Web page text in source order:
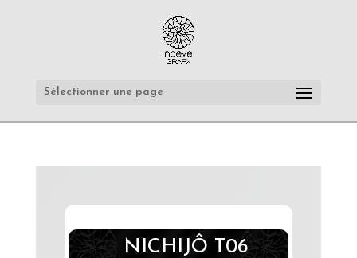
Sélectionner une page
NICHIJÔ T06